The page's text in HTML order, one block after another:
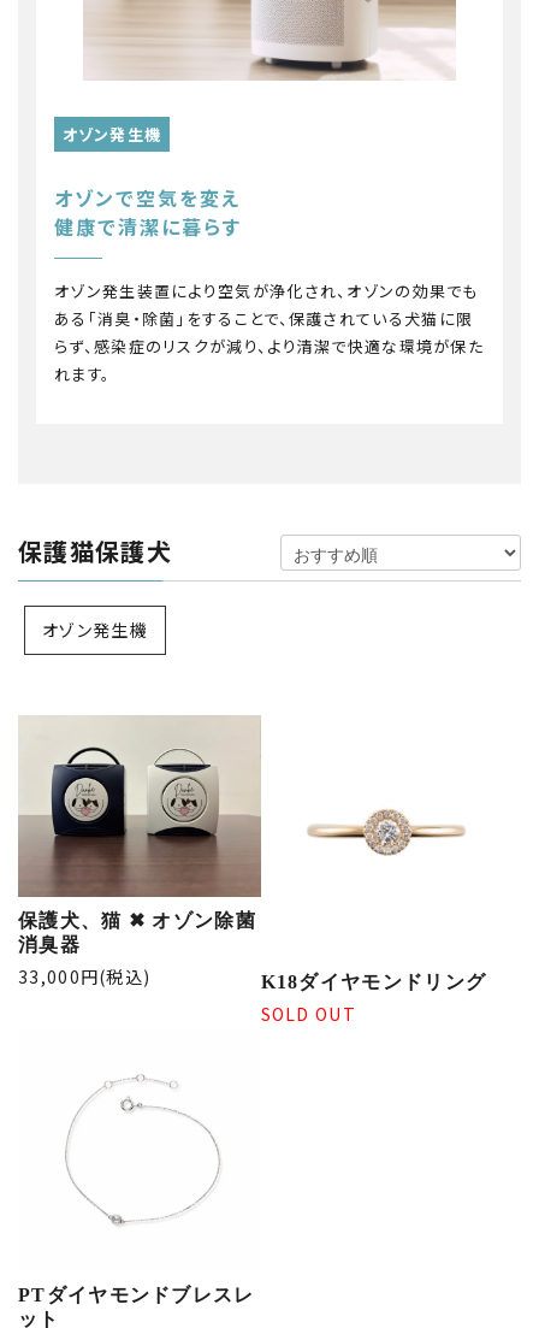
オゾン発生機
オゾンで空気を変え
健康で清潔に暮らす
オゾン発生装置により空気が浄化され、オゾンの効果でも
ある「消臭・除菌」をすることで、保護されている犬猫に限
らず、感染症のリスクが減り、より清潔で快適な環境が保た
れます。
保護猫保護犬
オゾン発生機
保護犬、猫 ✖︎ オゾン除菌
消臭器
33,000円(税込) K18ダイヤモンドリング
SOLD OUT
PTダイヤモンドブレスレ
ット